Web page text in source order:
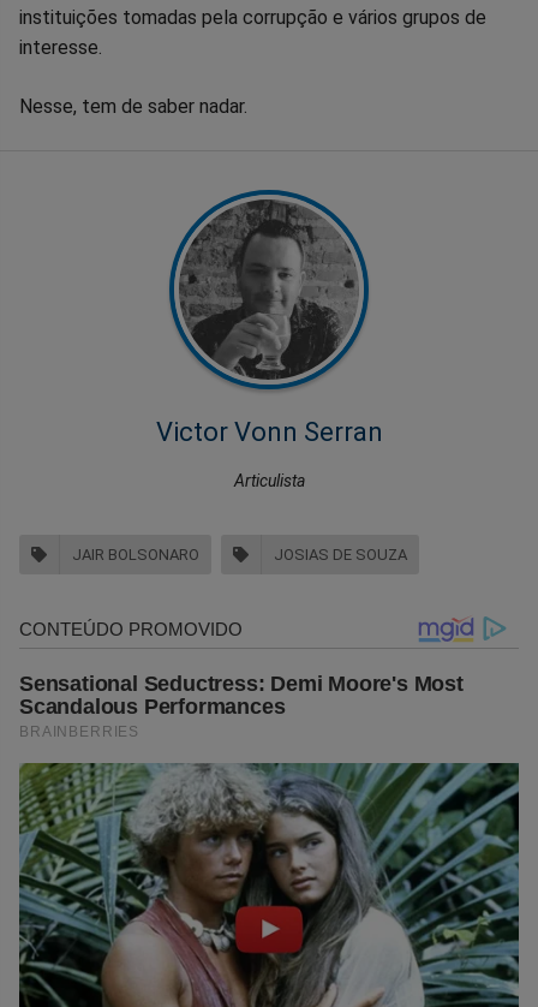
instituições tomadas pela corrupção e vários grupos de
interesse.
Nesse, tem de saber nadar.
Victor Vonn Serran
Articulista
JAIR BOLSONARO JOSIAS DE SOUZA